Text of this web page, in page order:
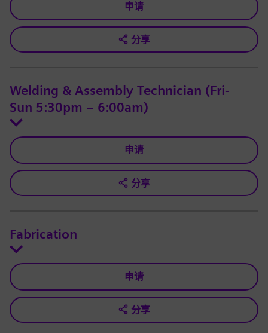
申请
分享
Welding & Assembly Technician (Fri-
Sun 5:30pm – 6:00am)
申请
分享
Fabrication
申请
分享